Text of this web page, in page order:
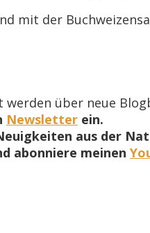
mit der
über neue
Newsletter ein.
aus der
abonniere meinen